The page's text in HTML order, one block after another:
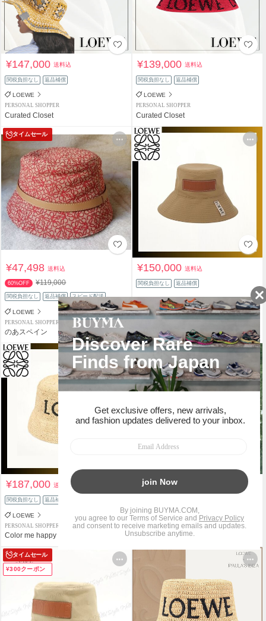
¥147,000送料込
関税負担なし 返品補償
LOEWE
PERSONAL SHOPPER
Curated Closet
¥139,000送料込
関税負担なし 返品補償
LOEWE
PERSONAL SHOPPER
Curated Closet
タイムセール
¥47,498送料込
60%OFF ¥119,000
関税負担なし 返品補償 スピード配送
LOEWE
PERSONAL SHOPPER
のあスペイン
¥150,000送料込
関税負担なし 返品補償
LOEWE
Color me happy
¥187,000送料込
関税負担なし 返品補償
LOEWE
PERSONAL SHOPPER
Color me happy
¥99,800
LOEWE
PERSONAL SHOPPER
Touha Shop
タイムセール
¥300クーポン